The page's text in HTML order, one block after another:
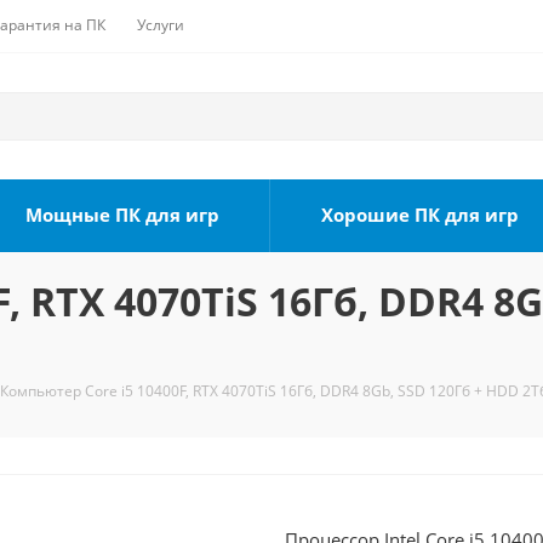
на ПК Услуги
Мощные ПК для игр Хорошие ПК для игр
4070TiS 16Гб, DDR4
Компьютер Core i5 10400F, RTX 4070TiS 16Гб, DDR4 8Gb, SSD 120Гб + HDD